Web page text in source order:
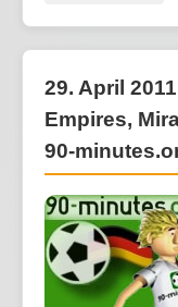
29. April
Empires,
90-